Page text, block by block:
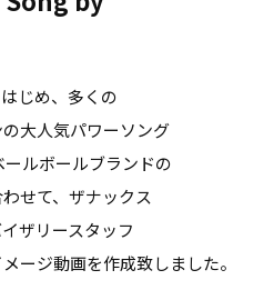
じめ、多くの
大人気パワーソング
ールボールブランドの
せて、ザナックス
ザリースタッフ
ージ動画を作成致しました。